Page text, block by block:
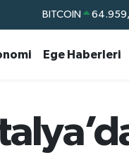
BITCOIN
GRAM ALTIN
BİST100
Ege Haberleri